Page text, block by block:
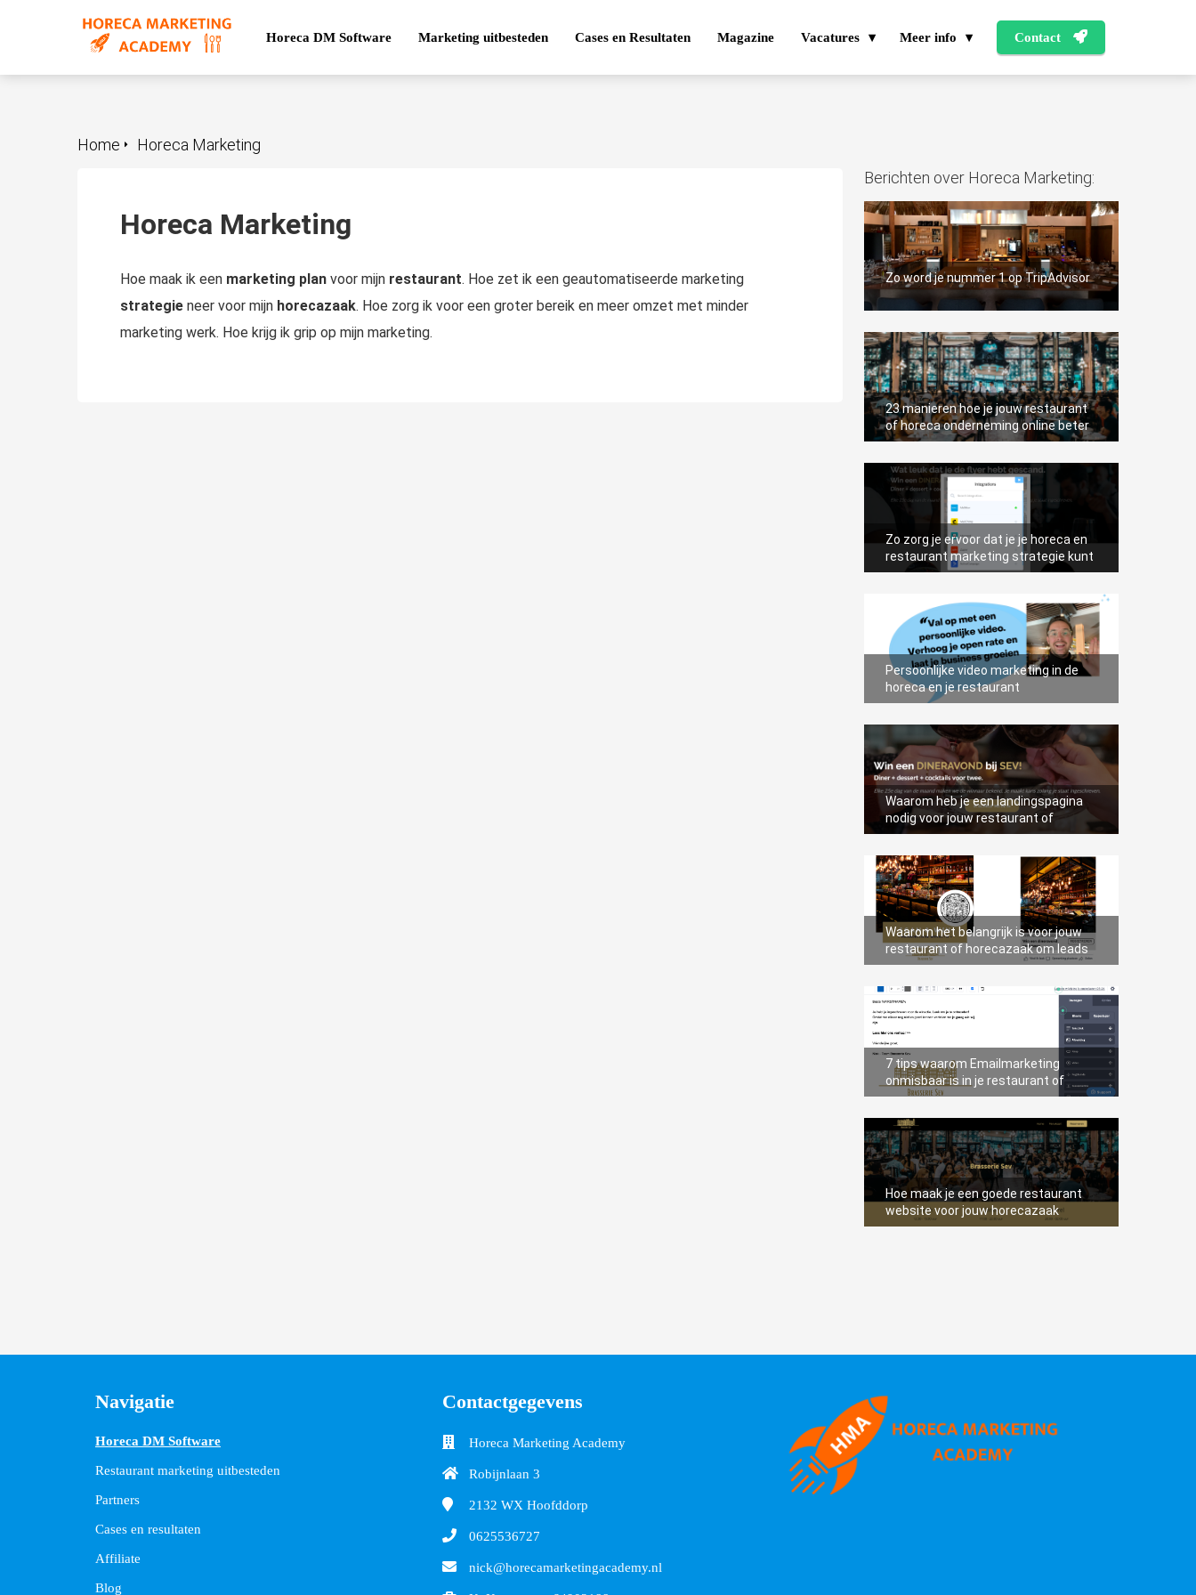
Horeca DM Software Marketing uitbesteden Cases en Resultaten Magazine Vacatures Meer info Contact
Horeca Marketing
Home
Horeca Marketing
Hoe maak ik een marketing plan voor mijn restaurant. Hoe zet ik een geautomatiseerde marketing
strategie neer voor mijn horecazaak. Hoe zorg ik voor een groter bereik en meer omzet met minder
marketing werk. Hoe krijg ik grip op mijn marketing.
Berichten over Horeca Marketing:
Zo word je nummer 1 op TripAdvisor
23 manieren hoe je jouw restaurant
of horeca onderneming online beter
zichtbaar maakt
Zo zorg je ervoor dat je je horeca en
restaurant marketing strategie kunt
automatiseren
Persoonlijke video marketing in de
horeca en je restaurant
Waarom heb je een landingspagina
nodig voor jouw restaurant of
horecazaak
Waarom het belangrijk is voor jouw
restaurant of horecazaak om leads
te verzamelen.
7 tips waarom Emailmarketing
onmisbaar is in je restaurant of
horecazaak
Hoe maak je een goede restaurant
website voor jouw horecazaak
Navigatie
Horeca DM Software
Restaurant marketing uitbesteden
Partners
Cases en resultaten
Affiliate
Blog
Contactgegevens
Horeca Marketing Academy
Robijnlaan 3
2132 WX Hoofddorp
0625536727
nick@horecamarketingacademy.nl